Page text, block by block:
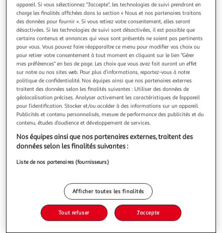
MEMO-FICHES DEEJE, DIPLOME D'ETAT
D'EDUCATEUR DE JEUNES ENFANTS. L'ESSENTIEL
POUR REVISER, DOMAINES DE FORMATION 1 A 4, 3E
EDITION, Rose Céline
L'éducateur de jeunes enfants (EJE) a pour rôle essentiel de
favoriser le développement et l'épa nouissement des
enfants de moins de 7 ans. Il exerce dans les
établissements d'accueil du jeune enfant mais également
dans les établissements qui relèvent du médico-social et de
la protection de l'enfanc
En savoir +
Vous voulez connaître le prix de ce produit ?
Afficher le prix
Description
appareil. Si vous sélectionnez "J'accepte", les technologies de suivi prendront en
charge les finalités affichées dans la section « Nous et nos partenaires traitons
des données pour fournir ». Si vous retirez votre consentement, elles seront
désactivées. Si les technologies de suivi sont désactivées, il est possible que
certains contenus et annonces qui vous sont présentés ne soient pas pertinents
pour vous. Vous pouvez faire réapparaître ce menu pour modifier vos choix ou
pour retirer votre consentement à tout moment en cliquant sur le lien "Gérer
mes préférences" en bas de page. Les choix que vous avez fait auront un effet
sur notre ou nos sites web. Pour plus d’informations, reportez-vous à notre
politique de confidentialité. Nos équipes ainsi que nos partenaires externes
traitent des données selon les finalités suivantes : Utiliser des données de
géolocalisation précises. Analyser activement les caractéristiques de l’appareil
pour l’identification. Stocker et/ou accéder à des informations sur un appareil.
Publicités et contenu personnalisés, mesure de performance des publicités et du
contenu, études d’audience et développement de services.
Nos équipes ainsi que nos partenaires externes, traitent des
données selon les finalités suivantes :
Liste de nos partenaires (fournisseurs)
Afficher toutes les finalités
Tout refuser J'accepte